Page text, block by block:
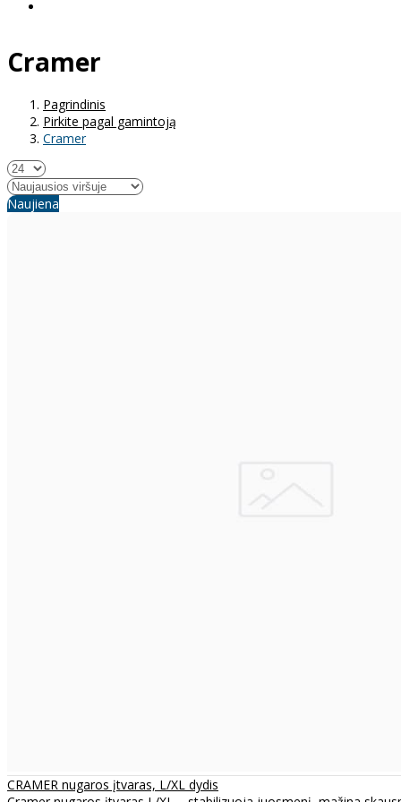
Cramer
Pagrindinis
Pirkite pagal gamintoją
Cramer
Naujiena
CRAMER nugaros įtvaras, L/XL dydis